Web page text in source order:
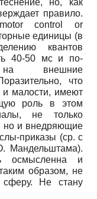
правило.
control or
единицы (в
квантов
40-50 мс и по-
на внешние
что
и малости, имеют
роль в этом
не только
но и внедряющие
приказы (ср. с
Мандельштама).
осмысленна и
образом, не
сферу. Не стану